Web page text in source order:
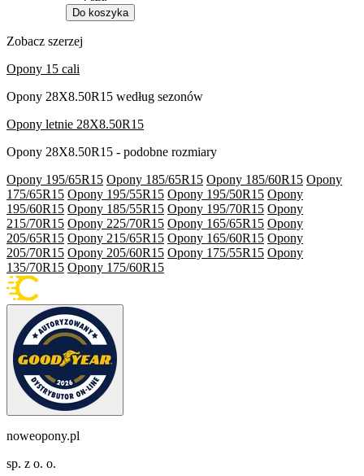
Do koszyka
Zobacz szerzej
Opony 15 cali
Opony 28X8.50R15 według sezonów
Opony letnie 28X8.50R15
Opony 28X8.50R15 - podobne rozmiary
Opony 195/65R15 Opony 185/65R15 Opony 185/60R15 Opony
175/65R15 Opony 195/55R15 Opony 195/50R15 Opony
195/60R15 Opony 185/55R15 Opony 195/70R15 Opony
215/70R15 Opony 225/70R15 Opony 165/65R15 Opony
205/65R15 Opony 215/65R15 Opony 165/60R15 Opony
205/70R15 Opony 205/60R15 Opony 175/55R15 Opony
135/70R15 Opony 175/60R15
noweopony.pl
sp. z o. o.